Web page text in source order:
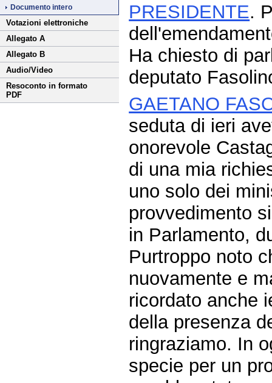
Documento intero
Votazioni elettroniche
Allegato A
Allegato B
Audio/Video
Resoconto in formato
PDF
PRESIDENTE.
Ha chiesto di
deputato
GAETANO
seduta di ieri
onorevole
di una mia
uno solo dei
provvedimento
in Parlamento,
Purtroppo noto
nuovamente e
ricordato anche
della presenza
ringraziamo. In
specie per un